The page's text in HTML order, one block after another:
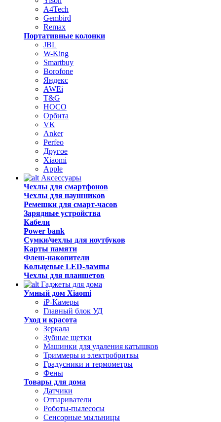
A4Tech
Gembird
Remax
Портативные колонки
JBL
W-King
Smartbuy
Borofone
Яндекс
AWEi
T&G
HOCO
Орбита
VK
Anker
Perfeo
Другое
Xiaomi
Apple
Аксессуары
Чехлы для смартфонов
Чехлы для наушников
Ремешки для смарт-часов
Зарядные устройства
Кабели
Power bank
Сумки/чехлы для ноутбуков
Карты памяти
Флеш-накопители
Кольцевые LED-лампы
Чехлы для планшетов
Гаджеты для дома
Умный дом Xiaomi
iP-Камеры
Главный блок УД
Уход и красота
Зеркала
Зубные щетки
Машинки для удаления катышков
Триммеры и электробритвы
Градусники и термометры
Фены
Товары для дома
Датчики
Отпариватели
Роботы-пылесосы
Сенсорные мыльницы